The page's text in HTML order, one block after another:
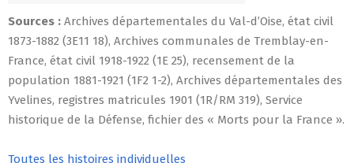
Sources : Archives départementales du Val-d’Oise, état civil
1873-1882 (3E11 18), Archives communales de Tremblay-en-
France, état civil 1918-1922 (1E 25), recensement de la
population 1881-1921 (1F2 1-2), Archives départementales des
Yvelines, registres matricules 1901 (1R/RM 319), Service
historique de la Défense, fichier des « Morts pour la France ».
Toutes les histoires individuelles